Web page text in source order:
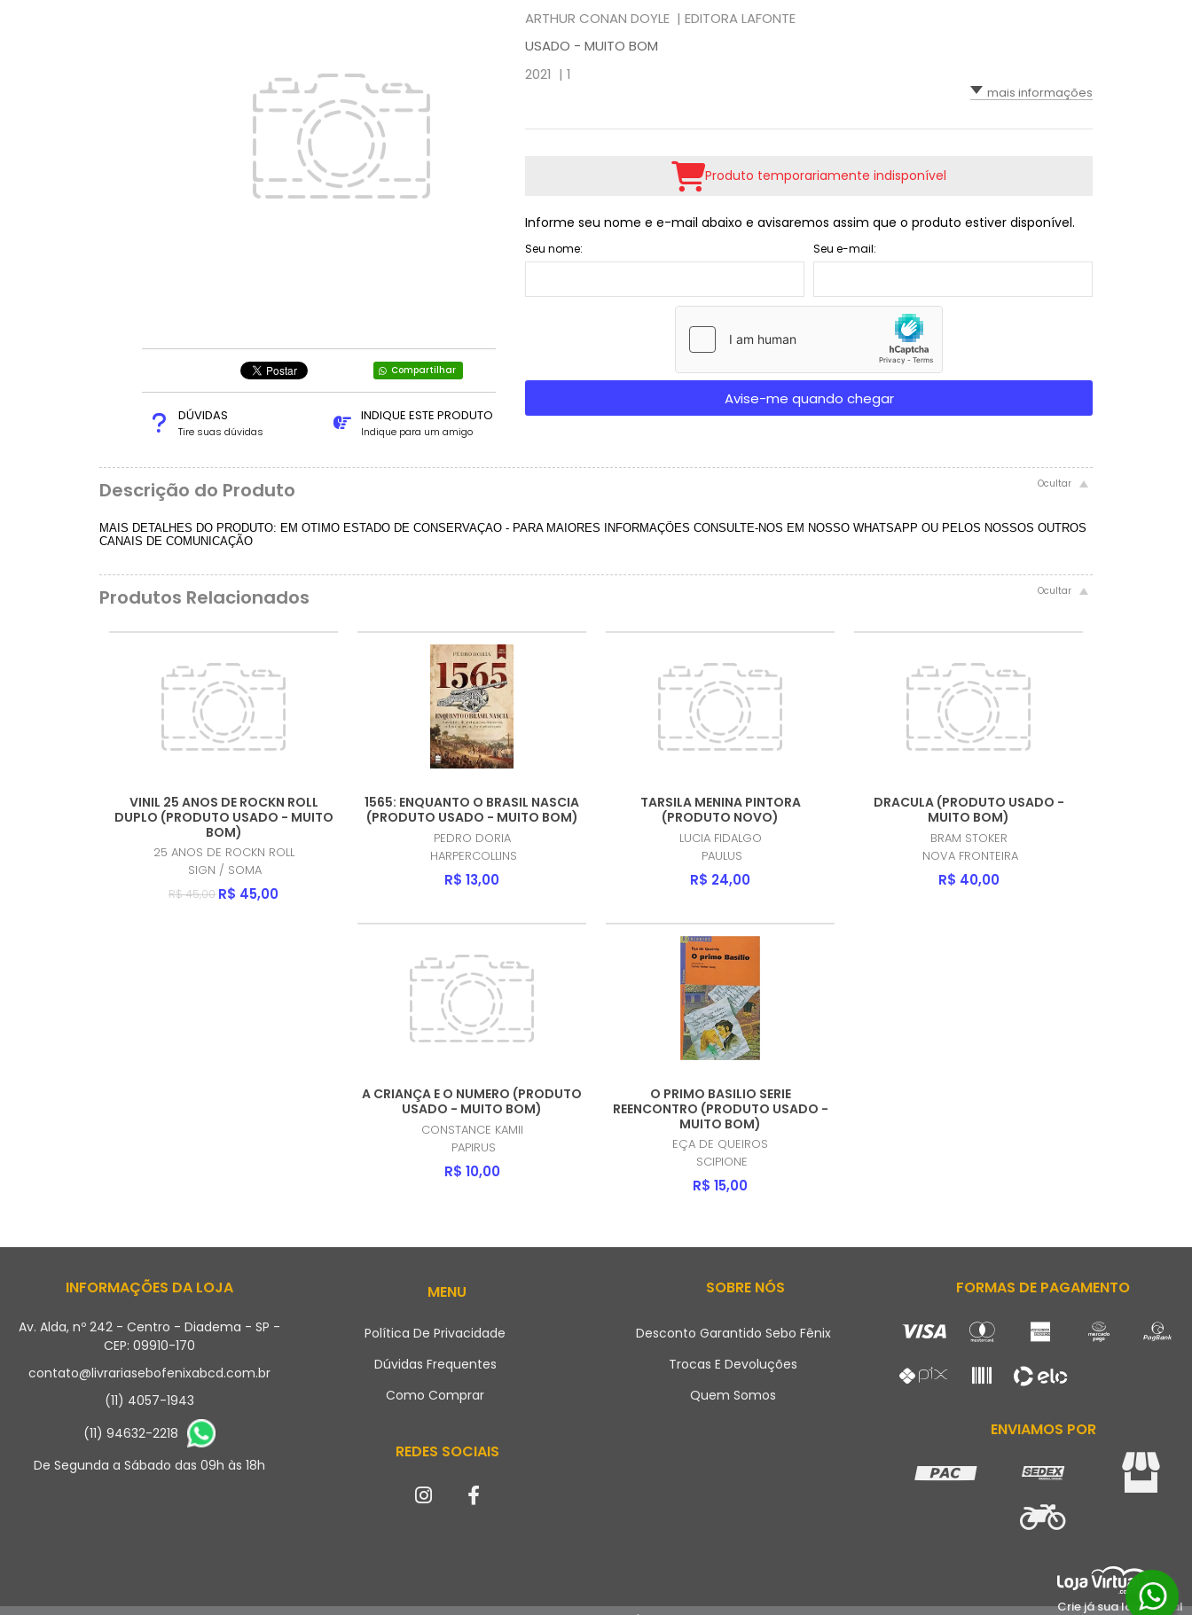
Compartilhar
DÚVIDAS
Tire suas dúvidas
INDIQUE ESTE PRODUTO
Indique para um amigo
ARTHUR CONAN DOYLE | EDITORA LAFONTE
USADO - MUITO BOM
2021 | 1
mais informações
Produto temporariamente indisponível
Informe seu nome e e-mail abaixo e avisaremos assim que o produto estiver disponível.
Seu nome: Seu e-mail:
Avise-me quando chegar
Descrição do Produto
MAIS DETALHES DO PRODUTO: EM OTIMO ESTADO DE CONSERVAÇAO - PARA MAIORES INFORMAÇÕES CONSULTE-NOS EM NOSSO WHATSAPP OU PELOS NOSSOS OUTROS
CANAIS DE COMUNICAÇÃO
Produtos Relacionados
VINIL 25 ANOS DE ROCKN ROLL
DUPLO (PRODUTO USADO - MUITO
BOM)
25 ANOS DE ROCKN ROLL
SIGN / SOMA
R$ 45,00 R$ 45,00
1565: ENQUANTO O BRASIL NASCIA
(PRODUTO USADO - MUITO BOM)
PEDRO DORIA
HARPERCOLLINS
R$ 13,00
TARSILA MENINA PINTORA
(PRODUTO NOVO)
LUCIA FIDALGO
PAULUS
R$ 24,00
DRACULA (PRODUTO USADO -
MUITO BOM)
BRAM STOKER
NOVA FRONTEIRA
R$ 40,00
A CRIANÇA E O NUMERO (PRODUTO
USADO - MUITO BOM)
CONSTANCE KAMII
PAPIRUS
R$ 10,00
O PRIMO BASILIO SERIE
REENCONTRO (PRODUTO USADO -
MUITO BOM)
EÇA DE QUEIROS
SCIPIONE
R$ 15,00
INFORMAÇÕES DA LOJA
Av. Alda, nº 242 - Centro - Diadema - SP -
CEP: 09910-170
contato@livrariasebofenixabcd.com.br
(11) 4057-1943
(11) 94632-2218
De Segunda a Sábado das 09h às 18h
MENU
Política De Privacidade
Dúvidas Frequentes
Como Comprar
REDES SOCIAIS
SOBRE NÓS
Desconto Garantido Sebo Fênix
Trocas E Devoluções
Quem Somos
FORMAS DE PAGAMENTO
ENVIAMOS POR
Crie já sua loja virtual